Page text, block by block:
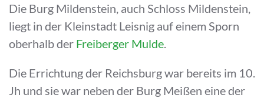
Die Burg Mildenstein, auch Schloss Mildenstein,
liegt in der Kleinstadt Leisnig auf einem Sporn
oberhalb der Freiberger Mulde.
Die Errichtung der Reichsburg war bereits im 10.
Jh und sie war neben der Burg Meißen eine der